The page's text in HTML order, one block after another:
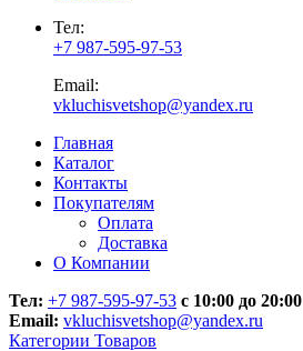
Тел:
+7 987-595-97-53
Email:
vkluchisvetshop@yandex.ru
Главная
Каталог
Контакты
Покупателям
Оплата
Доставка
О Компании
Тел: +7 987-595-97-53 с 10:00 до 20:00
Email: vkluchisvetshop@yandex.ru
Категории Товаров